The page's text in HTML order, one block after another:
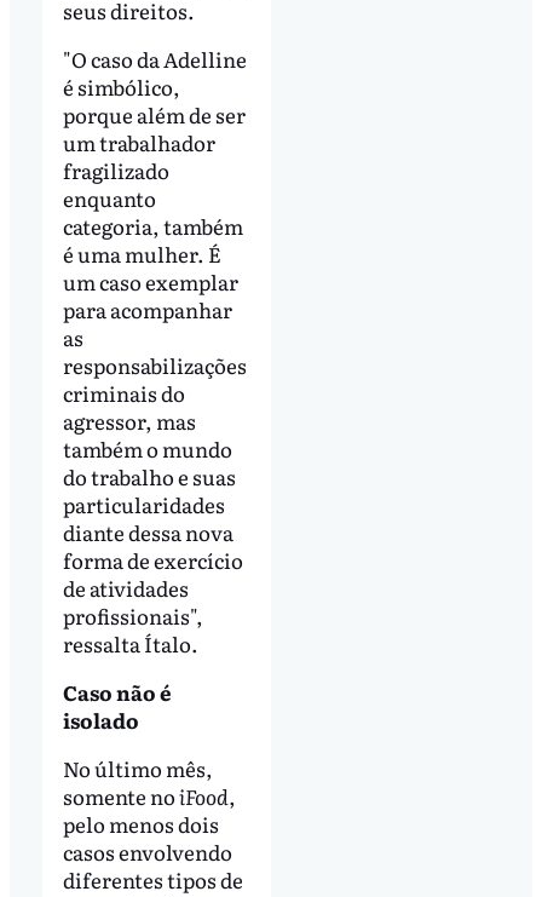
seus direitos.
"O caso da Adelline
é simbólico,
porque além de ser
um trabalhador
fragilizado
enquanto
categoria, também
é uma mulher. É
um caso exemplar
para acompanhar
as
responsabilizações
criminais do
agressor, mas
também o mundo
do trabalho e suas
particularidades
diante dessa nova
forma de exercício
de atividades
profissionais",
ressalta Ítalo.
Caso não é
isolado
No último mês,
somente noiFood,
pelo menos dois
casos envolvendo
diferentes tipos de